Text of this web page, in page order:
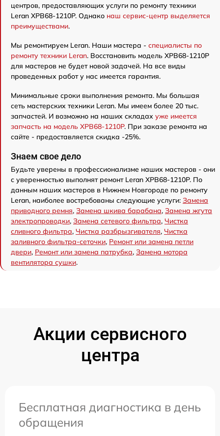
центров, предоставляющих услуги по ремонту техники
Leran XPB68-1210P. Однако наш сервис-центр выделяется
преимуществами.
Мы ремонтируем Leran. Наши мастера - специалисты по
ремонту техники Leran. Восстановить модель XPB68-1210P
для мастеров не будет новой задачей. На все виды
проведенных работ у нас имеется гарантия.
Минимальные сроки выполнения ремонта. Мы большая
сеть мастерских техники Leran. Мы имеем более 20 тыс.
запчастей. И возможно на наших складах уже имеется
запчасть на модель XPB68-1210P. При заказе ремонта на
сайте - предоставляется скидка -25%.
Знаем свое дело
Будьте уверены в профессионализме наших мастеров - они
с уверенностью выполнят ремонт Leran XPB68-1210P. По
данным наших мастеров в Нижнем Новгороде по ремонту
Leran, наиболее востребованы следующие услуги: Замена
приводного ремня, Замена шкива барабана, Замена жгута
электропроводки, Замена сетевого фильтра, Чистка
сливного фильтра, Чистка разбрызгивателя, Чистка
заливного фильтра-сеточки, Ремонт или замена петли
двери, Ремонт или замена патрубка, Замена мотора
вентилятора сушки.
Акции сервисного
центра
Бесплатная диагностика в день
обращения